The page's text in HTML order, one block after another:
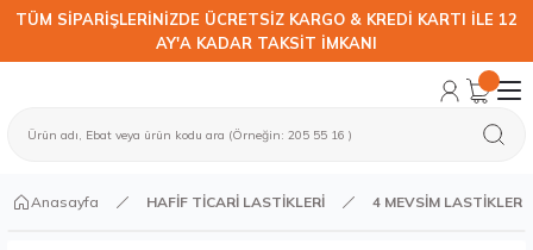
TÜM SİPARİŞLERİNİZDE ÜCRETSİZ KARGO & KREDİ KARTI İLE 12
AY'A KADAR TAKSİT İMKANI
Anasayfa HAFİF TİCARİ LASTİKLERİ 4 MEVSİM LASTİKLER